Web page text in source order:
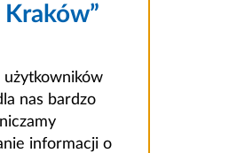
nas bardzo
informacji o